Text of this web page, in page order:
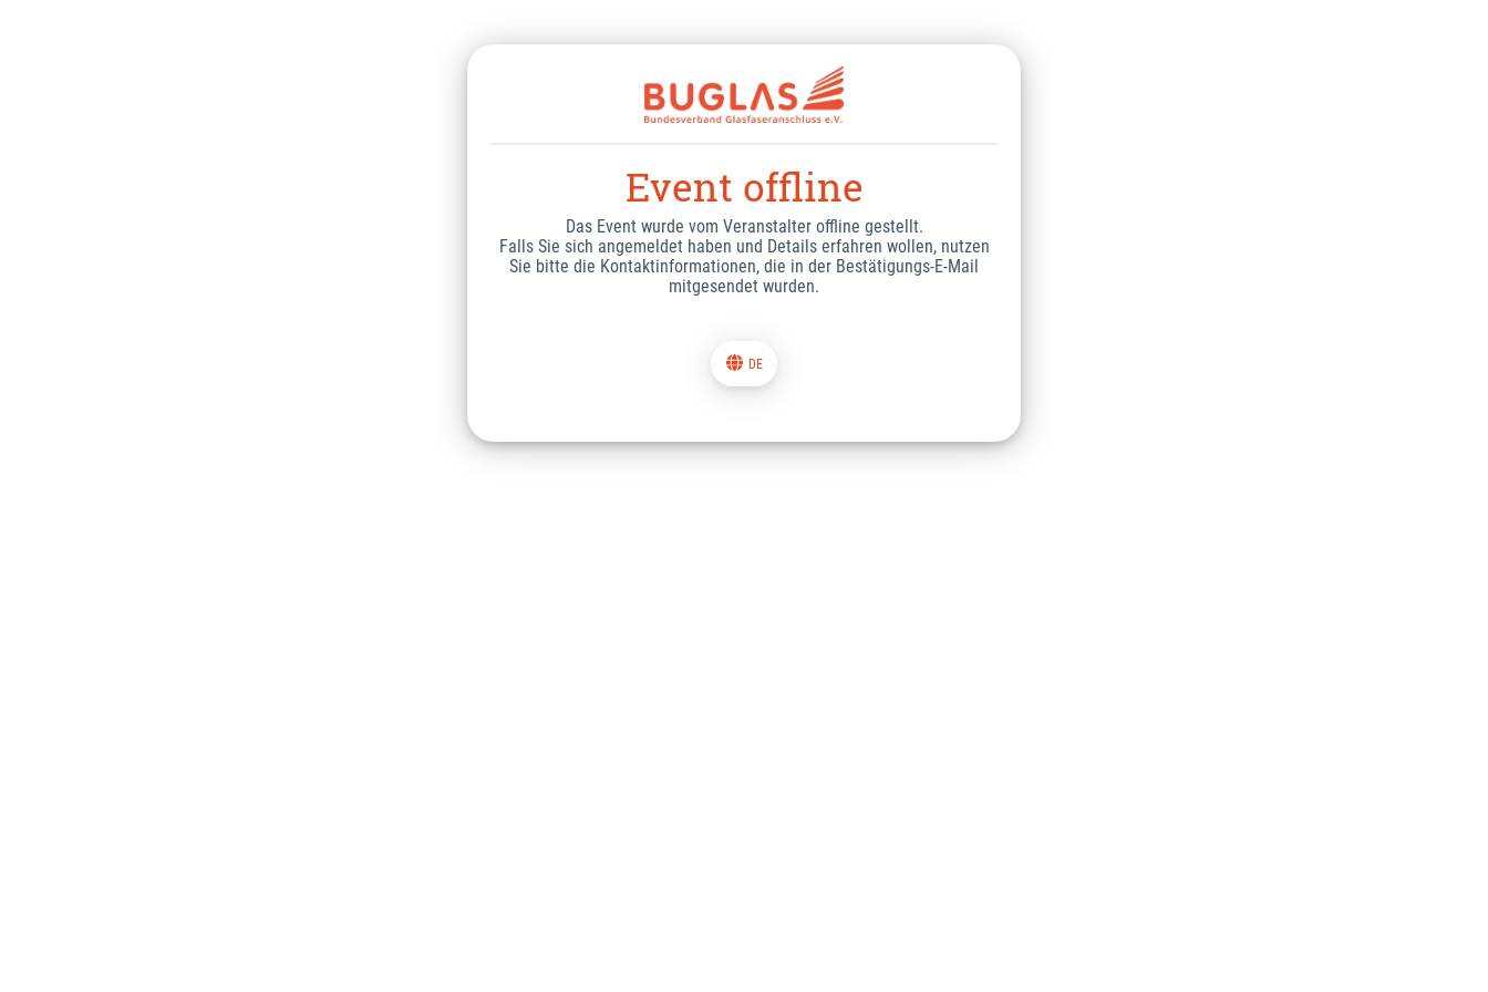
Event offline
Das Event wurde vom Veranstalter offline gestellt.
Falls Sie sich angemeldet haben und Details erfahren wollen, nutzen
Sie bitte die Kontaktinformationen, die in der Bestätigungs-E-Mail
mitgesendet wurden.
DE